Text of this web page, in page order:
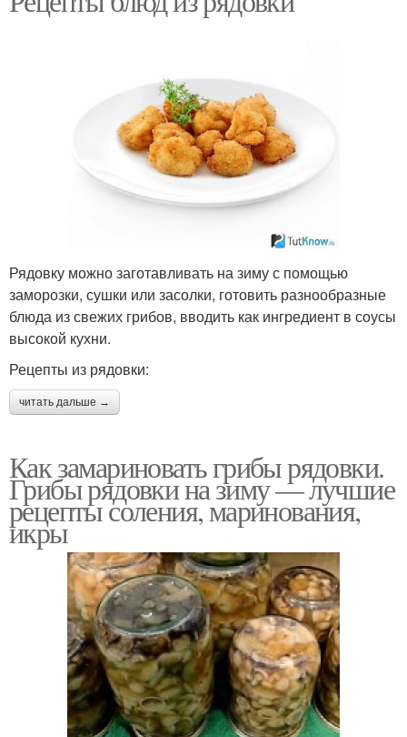
Рядовку можно заготавливать на зиму с помощью
заморозки, сушки или засолки, готовить разнообразные
блюда из свежих грибов, вводить как ингредиент в соусы
высокой кухни.
Рецепты из рядовки:
читать дальше →
Как замариновать грибы рядовки.
Грибы рядовки на зиму — лучшие
рецепты соления, маринования,
икры